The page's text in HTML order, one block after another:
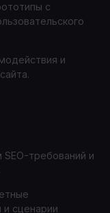
с
и
требований и
и сценарии